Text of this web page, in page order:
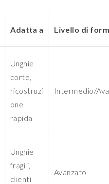
Adatta a Livello di
Unghie
corte,
ricostruzi
one
rapida
Intermedio/
Unghie
fragili,
clienti
Avanzato